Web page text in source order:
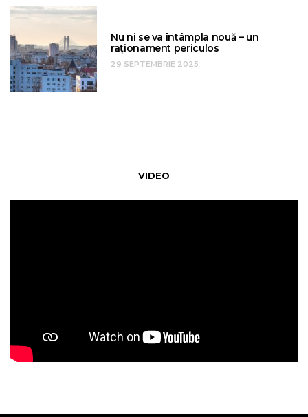
Nu ni se va întâmpla nouă – un
raționament periculos
29 SEPTEMBRIE 2025
VIDEO